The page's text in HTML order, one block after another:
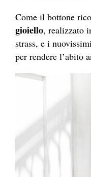
Come il bottone
gioiello, realizzato
strass, e i
per rendere l’abito